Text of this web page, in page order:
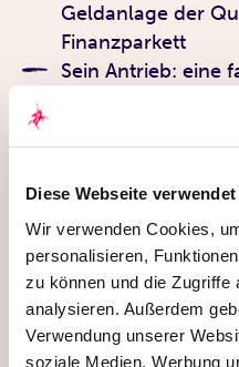
Diese Webseite
Wir verwenden Cookies,
personalisieren,
zu können und die Zugriffe
analysieren. Außerdem
Verwendung unserer
soziale Medien, Werbung
Geldanlage der
Finanzparkett
Sein Antrieb: eine